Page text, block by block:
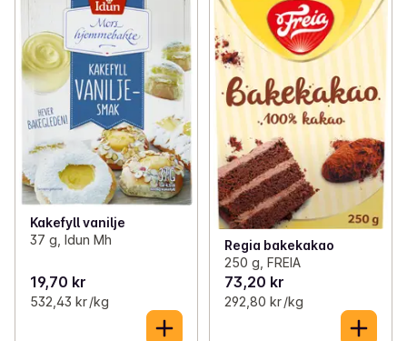
Kakefyll vanilje
37 g, Idun Mh
19,70 kr
532,43 kr /kg
Regia bakekakao
250 g, FREIA
73,20 kr
292,80 kr /kg